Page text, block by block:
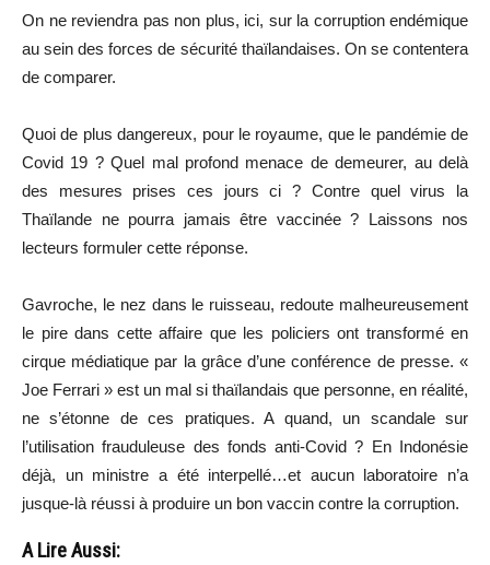
On ne reviendra pas non plus, ici, sur la corruption endémique
au sein des forces de sécurité thaïlandaises. On se contentera
de comparer.
Quoi de plus dangereux, pour le royaume, que le pandémie de
Covid 19 ? Quel mal profond menace de demeurer, au delà
des mesures prises ces jours ci ? Contre quel virus la
Thaïlande ne pourra jamais être vaccinée ? Laissons nos
lecteurs formuler cette réponse.
Gavroche, le nez dans le ruisseau, redoute malheureusement
le pire dans cette affaire que les policiers ont transformé en
cirque médiatique par la grâce d’une conférence de presse. «
Joe Ferrari » est un mal si thaïlandais que personne, en réalité,
ne s’étonne de ces pratiques. A quand, un scandale sur
l’utilisation frauduleuse des fonds anti-Covid ? En Indonésie
déjà, un ministre a été interpellé…et aucun laboratoire n’a
jusque-là réussi à produire un bon vaccin contre la corruption.
A Lire Aussi: